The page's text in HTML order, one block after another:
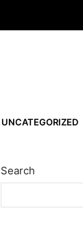
UNCATEGORIZED
Search